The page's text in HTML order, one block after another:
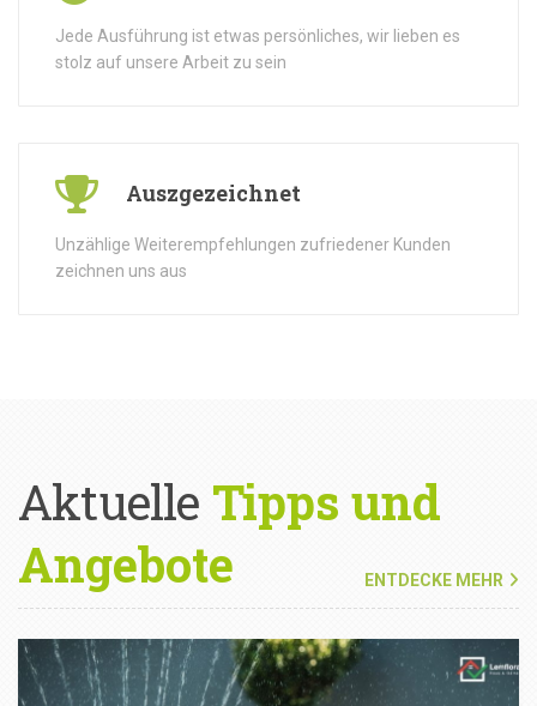
Jede Ausführung ist etwas persönliches, wir lieben es
stolz auf unsere Arbeit zu sein
Auszgezeichnet
Unzählige Weiterempfehlungen zufriedener Kunden
zeichnen uns aus
Aktuelle Tipps und
Angebote
ENTDECKE MEHR